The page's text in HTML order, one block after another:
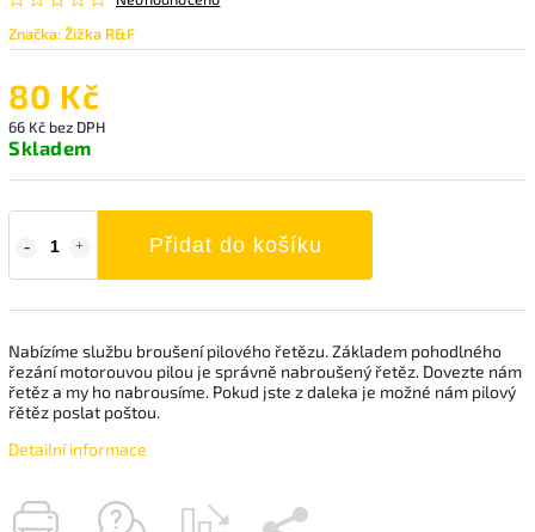
Značka:Žižka R&F
80 Kč
66 Kč bez DPH
Skladem
Přidat do košíku
Nabízíme službu broušení pilového řetězu. Základem pohodlného
řezání motorouvou pilou je správně nabroušený řetěz. Dovezte nám
řetěz a my ho nabrousíme. Pokud jste z daleka je možné nám pilový
řětěz poslat poštou.
Detailní informace